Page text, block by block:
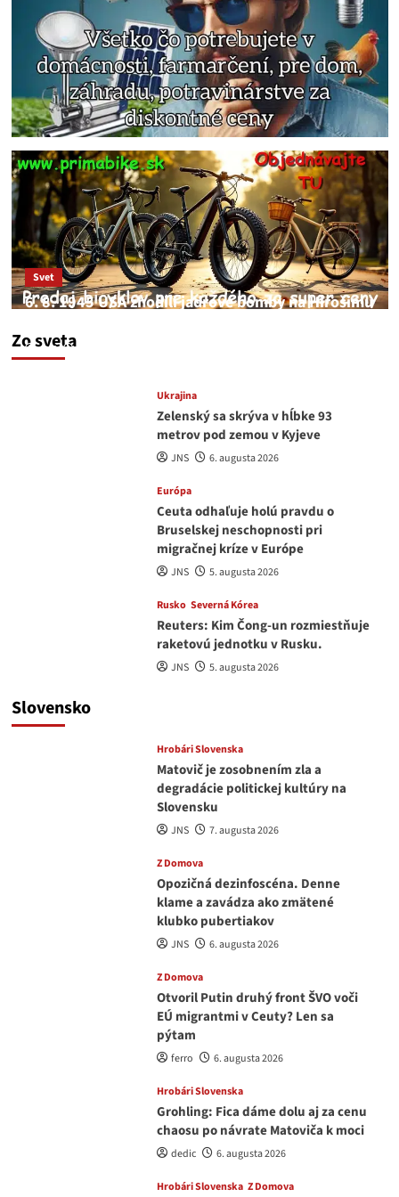
Zo sveta
Svet
6. 8. 1945 USA zhodili jadrové bomby na Hirošimu
JNS
Ukrajina
Zelenský sa skrýva v hĺbke 93
metrov pod zemou v Kyjeve
JNS 6. augusta 2026
Európa
Ceuta odhaľuje holú pravdu o
Bruselskej neschopnosti pri
migračnej kríze v Európe
JNS 5. augusta 2026
Rusko Severná Kórea
Reuters: Kim Čong-un rozmiestňuje
raketovú jednotku v Rusku.
JNS 5. augusta 2026
Slovensko
Hrobári Slovenska
Matovič je zosobnením zla a
degradácie politickej kultúry na
Slovensku
JNS 7. augusta 2026
Z Domova
Opozičná dezinfoscéna. Denne
klame a zavádza ako zmätené
klubko pubertiakov
JNS 6. augusta 2026
Z Domova
Otvoril Putin druhý front ŠVO voči
EÚ migrantmi v Ceuty? Len sa
pýtam
ferro 6. augusta 2026
Hrobári Slovenska
Grohling: Fica dáme dolu aj za cenu
chaosu po návrate Matoviča k moci
dedic 6. augusta 2026
Hrobári Slovenska Z Domova